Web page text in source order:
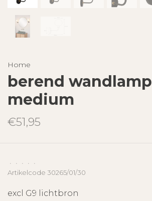
Home
berend wandlamp
medium
€51,95
• • • •
•
Artikelcode 30265/01/30
excl G9 lichtbron